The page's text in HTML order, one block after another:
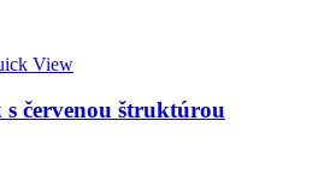
View
červenou štruktúrou